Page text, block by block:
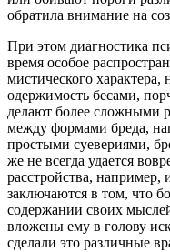
обратила внимание на
При этом диагностика
время особое
мистического характера,
одержимость бесами,
делают более сложными
между формами бреда,
простыми суевериями,
же не всегда удается
расстройства,
заключаются в том, что
содержании своих
вложены ему в голову
сделали это различные